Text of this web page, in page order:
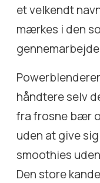
et velkendt
mærkes i den
håndtere selv
fra frosne bær
uden at give
smoothies
Den store